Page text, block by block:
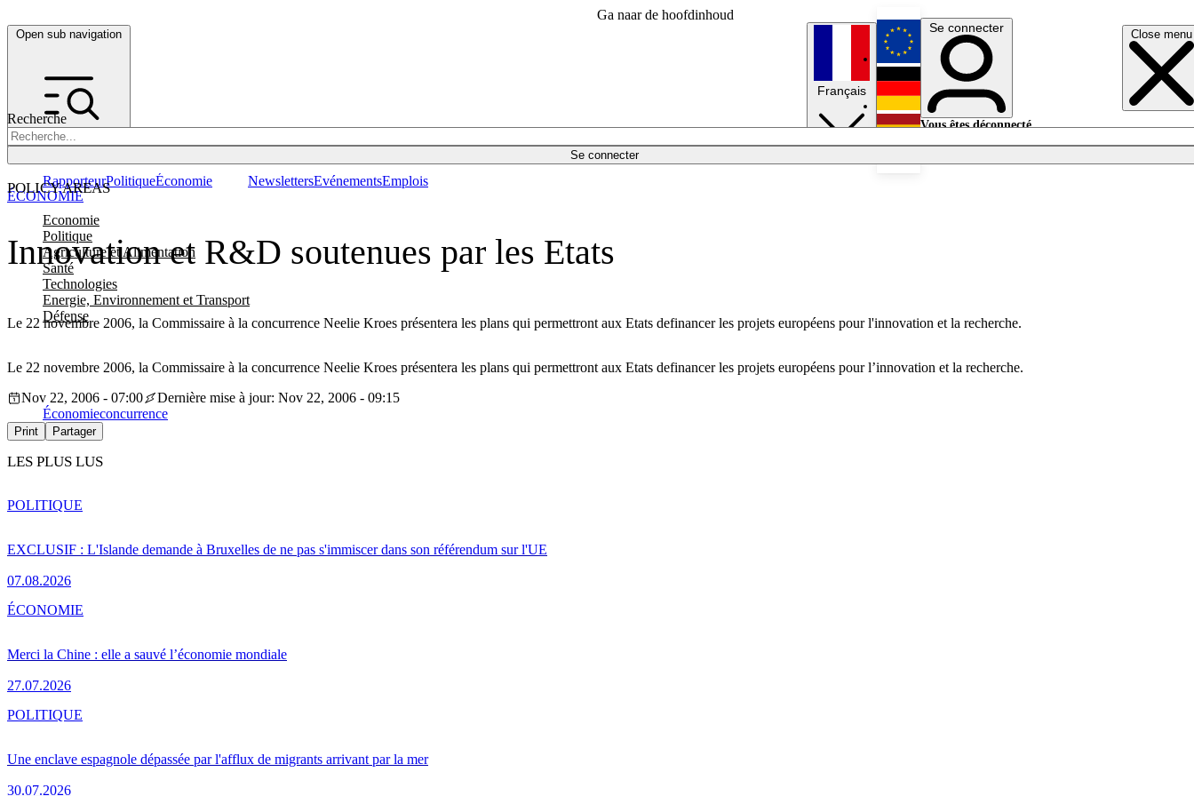
Ga naar de hoofdinhoud
Open sub navigation Close menu
Recherche
Se connecter
POLICY AREAS
Economie
Politique
Agriculture et Alimentation
Santé
Technologies
Energie, Environnement et Transport
Défense
RapporteurPolitiqueÉconomie NewslettersEvénementsEmplois
Français
English
Deutsch
Se connecter
Vous êtes déconnecté.
Innovation et R&D soutenues par les Etats
Le 22 novembre 2006, la Commissaire à la concurrence Neelie Kroes présentera les plans qui permettront aux Etats definancer les projets européens pour l'innovation et la recherche.
ÉCONOMIE
Le 22 novembre 2006, la Commissaire à la concurrence Neelie Kroes présentera les plans qui permettront aux Etats definancer les projets européens pour l’innovation et la recherche.
Nov 22, 2006 - 07:00
Dernière mise à jour: Nov 22, 2006 - 09:15
Économieconcurrence
Print Partager
LES PLUS LUS
EXCLUSIF : L'Islande demande à Bruxelles de ne pas s'immiscer dans son référendum sur l'UE
07.08.2026
POLITIQUE
Merci la Chine : elle a sauvé l’économie mondiale
27.07.2026
ÉCONOMIE
Une enclave espagnole dépassée par l'afflux de migrants arrivant par la mer
30.07.2026
POLITIQUE